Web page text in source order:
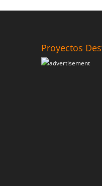
Proyectos